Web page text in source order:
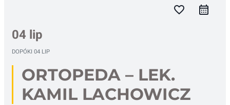
favorite_border
04 lip
DOPÓKI 04 LIP
ORTOPEDA – LEK.
KAMIL LACHOWICZ